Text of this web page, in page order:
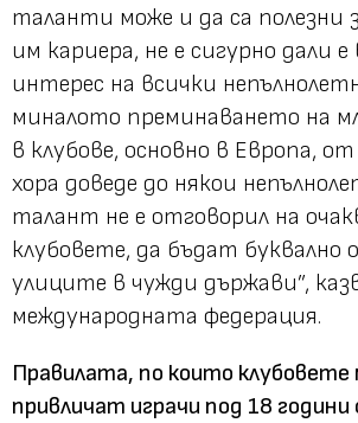
таланти може и да са полезни
им кариера, не е сигурно дали
интерес на всички
миналото преминаването на
в клубове, основно в Европа,
хора доведе до някои
талант не е отговорил на
клубовете, да бъдат буквално
улиците в чужди държави”,
международната федерация.
Правилата, по които клубовете
привличат играчи под 18